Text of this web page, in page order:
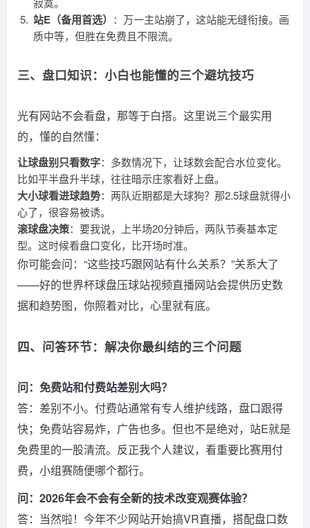
站E（备用首选） ：万一主站崩了，这站能无缝衔接。画
质中等，但胜在免费且不限流。
三、盘口知识：小白也能懂的三个避坑技巧
光有网站不会看盘，那等于白搭。这里说三个最实用
的，懂的自然懂：
让球盘别只看数字：多数情况下，让球数会配合水位变化。
比如平半盘升半球，往往暗示庄家看好上盘。
大小球看进球趋势：两队近期都是大球狗？那2.5球盘就得小
心了，很容易被诱。
滚球盘决策：要我说，上半场20分钟后，两队节奏基本定
型。这时候看盘口变化，比开场时准。
你可能会问：“这些技巧跟网站有什么关系？”关系大了
——好的世界杯球盘压球站视频直播网站会提供历史数
据和趋势图，你照着对比，心里就有底。
四、问答环节：解决你最纠结的三个问题
问：免费站和付费站差别大吗？
答：差别不小。付费站通常有专人维护线路，盘口跟得
快；免费站容易炸，广告也多。但也不是绝对，站E就是
免费里的一股清流。反正我个人建议，看重要比赛用付
费，小组赛随便哪个都行。
问：2026年会不会有全新的技术改变观赛体验？
答：当然啦！今年不少网站开始搞VR直播，搭配盘口数